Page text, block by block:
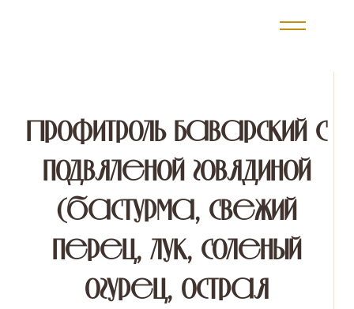
Профитроль Баварский с
подвяленой говядиной
(бастурма, свежий
перец, лук, соленый
огурец, острая